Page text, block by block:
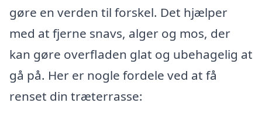
gøre en verden til forskel. Det hjælper
med at fjerne snavs, alger og mos, der
kan gøre overfladen glat og ubehagelig at
gå på. Her er nogle fordele ved at få
renset din træterrasse: